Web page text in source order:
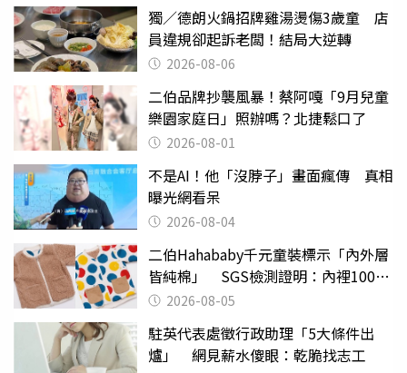
獨／德朗火鍋招牌雞湯燙傷3歲童 店
員違規卻起訴老闆！結局大逆轉
2026-08-06
二伯品牌抄襲風暴！蔡阿嘎「9月兒童
樂園家庭日」照辦嗎？北捷鬆口了
2026-08-01
不是AI！他「沒脖子」畫面瘋傳 真相
曝光網看呆
2026-08-04
二伯Hahababy千元童裝標示「內外層
皆純棉」 SGS檢測證明：內裡100%
聚酯纖維
2026-08-05
駐英代表處徵行政助理「5大條件出
爐」 網見薪水傻眼：乾脆找志工